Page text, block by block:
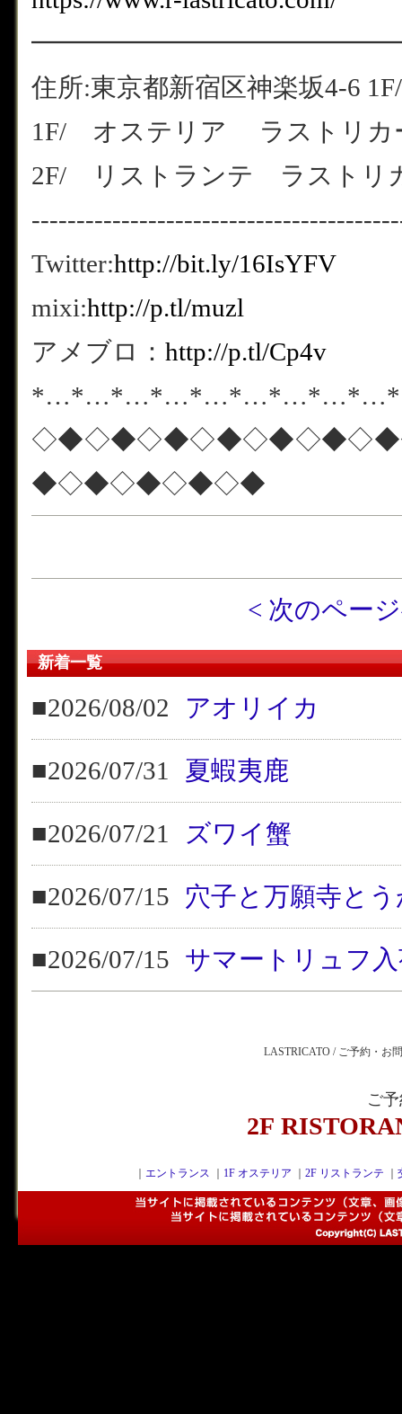
住所:東京都新宿区神楽坂4-6
1F/ オステリア ラストリ
2F/ リストランテ ラスト
Twitter:http://bit.ly/16IsYFV
mixi:http://p.tl/muzl
アメブロ： http://p.tl/Cp4v
◆◇◆◇◆◇◆◇◆
< 次のペー
新着一覧
■2026/08/02 アオリイカ
■2026/07/31 夏蝦夷鹿
■2026/07/21 ズワイ蟹
■2026/07/15 穴子と万願寺と
■2026/07/15 サマートリュフ
LASTRICATO / ご予約・お
ご
2F
エントランス 1F オステリア 2F リストランテ